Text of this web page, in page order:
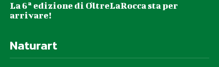
La 6ª edizione di OltreLaRocca sta per
arrivare!
Naturart